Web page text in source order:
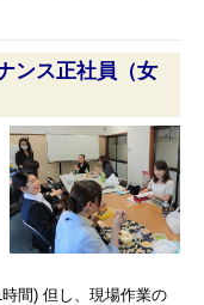
ンス正社員（女
間) 但し、現場作業の